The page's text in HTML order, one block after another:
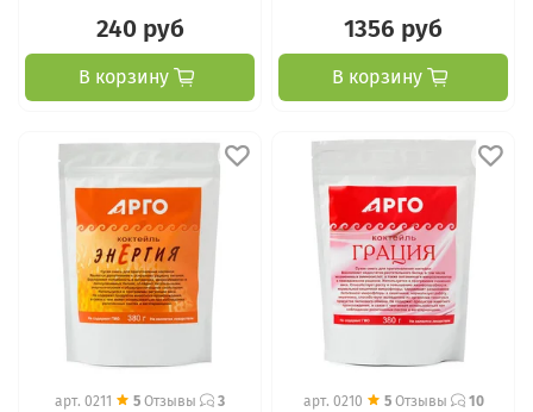
240 руб
В корзину
1356 руб
В корзину
арт. 0211 5 Отзывы 3 арт. 0210 5Отзывы 10